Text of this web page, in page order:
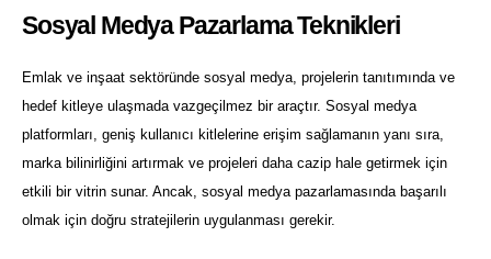
Sosyal Medya Pazarlama Teknikleri
Emlak ve inşaat sektöründe sosyal medya, projelerin tanıtımında ve
hedef kitleye ulaşmada vazgeçilmez bir araçtır. Sosyal medya
platformları, geniş kullanıcı kitlelerine erişim sağlamanın yanı sıra,
marka bilinirliğini artırmak ve projeleri daha cazip hale getirmek için
etkili bir vitrin sunar. Ancak, sosyal medya pazarlamasında başarılı
olmak için doğru stratejilerin uygulanması gerekir.